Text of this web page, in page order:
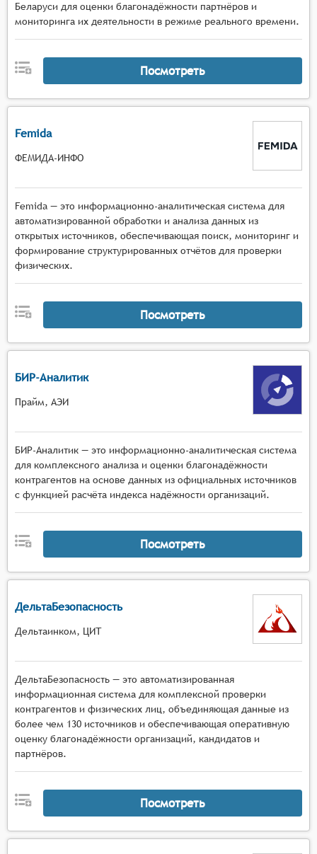
Беларуси для оценки благонадёжности партнёров и
мониторинга их деятельности в режиме реального времени.
Посмотреть
Femida
ФЕМИДА-ИНФО
Femida — это информационно-аналитическая система для
автоматизированной обработки и анализа данных из
открытых источников, обеспечивающая поиск, мониторинг и
формирование структурированных отчётов для проверки
физических.
Посмотреть
БИР-Аналитик
Прайм, АЭИ
БИР-Аналитик — это информационно-аналитическая система
для комплексного анализа и оценки благонадёжности
контрагентов на основе данных из официальных источников
с функцией расчёта индекса надёжности организаций.
Посмотреть
ДельтаБезопасность
Дельтаинком, ЦИТ
ДельтаБезопасность — это автоматизированная
информационная система для комплексной проверки
контрагентов и физических лиц, объединяющая данные из
более чем 130 источников и обеспечивающая оперативную
оценку благонадёжности организаций, кандидатов и
партнёров.
Посмотреть